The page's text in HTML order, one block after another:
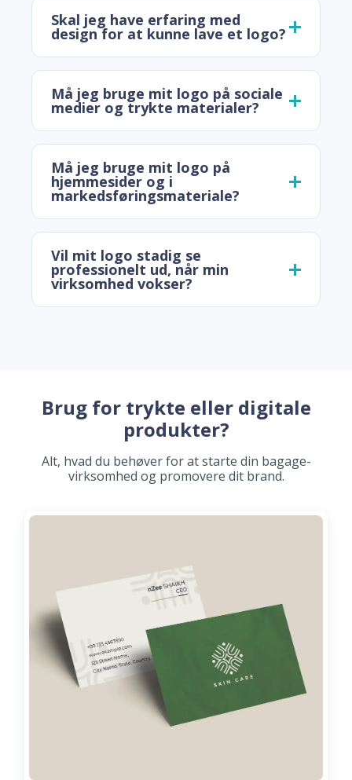
Skal jeg have erfaring med
design for at kunne lave et logo?
Må jeg bruge mit logo på sociale
medier og trykte materialer?
Må jeg bruge mit logo på
hjemmesider og i
markedsføringsmateriale?
Vil mit logo stadig se
professionelt ud, når min
virksomhed vokser?
Brug for trykte eller digitale
produkter?
Alt, hvad du behøver for at starte din bagage-
virksomhed og promovere dit brand.